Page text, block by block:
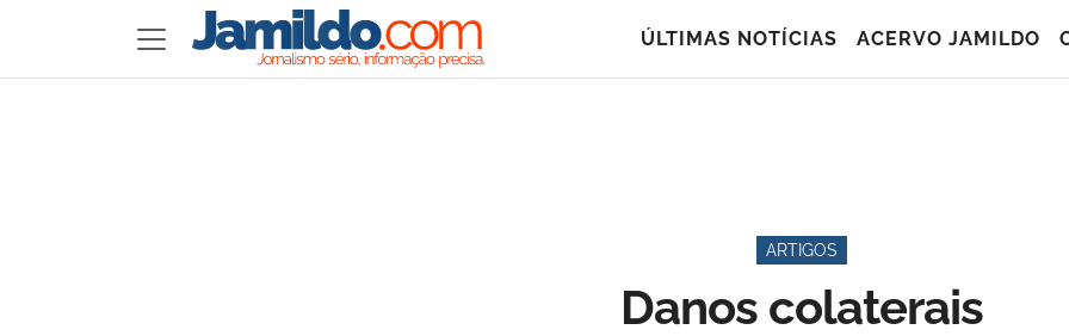
ÚLTIMAS NOTÍCIAS ACERVO JAMILDO
ARTIGOS
Danos colaterais